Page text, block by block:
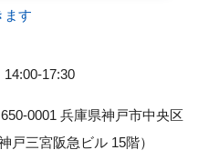
ます
17:30
0001 兵庫県神戸市中央区
戸三宮阪急ビル 15階）